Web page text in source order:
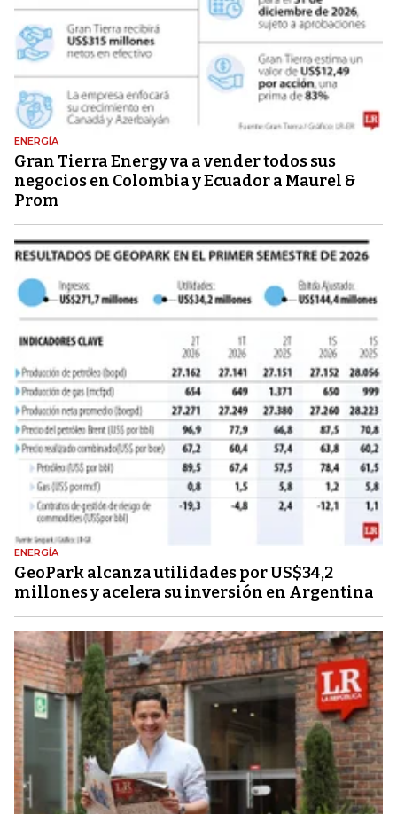
ENERGÍA
Gran Tierra Energy va a vender todos sus
negocios en Colombia y Ecuador a Maurel &
Prom
ENERGÍA
GeoPark alcanza utilidades por US$34,2
millones y acelera su inversión en Argentina